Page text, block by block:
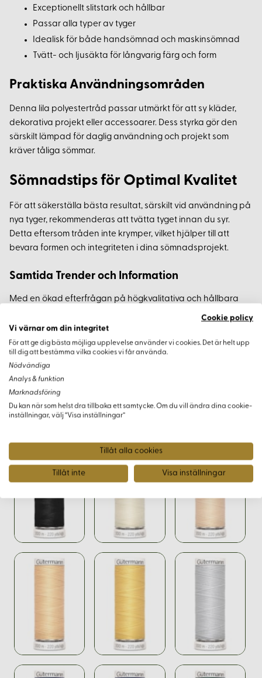
Exceptionellt slitstark och hållbar
Passar alla typer av tyger
Idealisk för både handsömnad och maskinsömnad
Tvätt- och ljusäkta för långvarig färg och form
Praktiska Användningsområden
Denna lila polyestertråd passar utmärkt för att sy kläder,
dekorativa projekt eller accessoarer. Dess styrka gör den
särskilt lämpad för daglig användning och projekt som
kräver tåliga sömmar.
Sömnadstips för Optimal Kvalitet
För att säkerställa bästa resultat, särskilt vid användning på
nya tyger, rekommenderas att tvätta tyget innan du syr.
Detta eftersom tråden inte krymper, vilket hjälper till att
bevara formen och integriteten i dina sömnadsprojekt.
Samtida Trender och Information
Med en ökad efterfrågan på högkvalitativa och hållbara
sömnadsmaterial, fortsätter Gutermanns polyestertråd att
vara ett förstahandsval för många. Dess pålitlighet gör det
till en självklar partner i allt från vardagliga projekt till
skräddarsydda kreationer.
Varianter
Cookie policy
Vi värnar om din integritet
För att ge dig bästa möjliga upplevelse använder vi cookies. Det är helt upp
till dig att bestämma vilka cookies vi får använda.
Nödvändiga
Analys & funktion
Marknadsföring
Du kan när som helst dra tillbaka ett samtycke. Om du vill ändra dina cookie-
inställningar, välj “Visa inställningar”
Tillåt alla cookies
Tillåt inte Visa inställningar